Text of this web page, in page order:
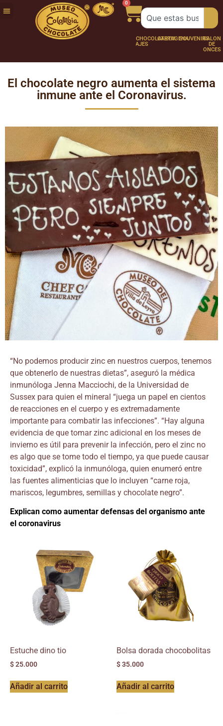
0
FUNDACIÓNNUESTRA
PERSONAJES
CHOCOLATERÍA
CARTAGENASOUVENIRSSALÓN
DE
ONCES
El chocolate negro aumenta el sistema
inmune ante el Coronavirus.
“No podemos producir zinc en nuestros cuerpos, tenemos
que obtenerlo de nuestras dietas”, aseguró la médica
inmunóloga Jenna Macciochi, de la Universidad de
Sussex para quien el mineral “juega un papel en cientos
de reacciones en el cuerpo y es extremadamente
importante para combatir las infecciones”. “Hay alguna
evidencia de que tomar zinc adicional en los meses de
invierno es útil para prevenir la infección, pero el zinc no
es algo que se tome todo el tiempo, ya que puede causar
toxicidad”, explicó la inmunóloga, quien enumeró entre
las fuentes alimenticias que lo incluyen “carne roja,
mariscos, legumbres, semillas y chocolate negro”.
Explican como aumentar defensas del organismo ante
el coronavirus
Estuche dino tio
$25.000
Añadir al carrito
Bolsa dorada chocobolitas
$35.000
Añadir al carrito